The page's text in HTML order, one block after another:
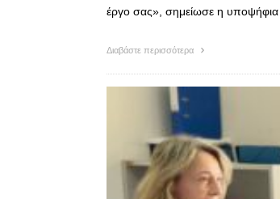
έργο σας», σημείωσε η
Διαβάστε περισσότερα